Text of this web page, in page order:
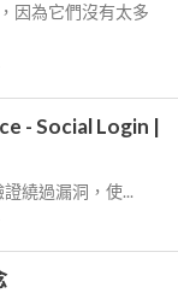
因為它們沒有太多
- Social Login |
繞過漏洞，使...